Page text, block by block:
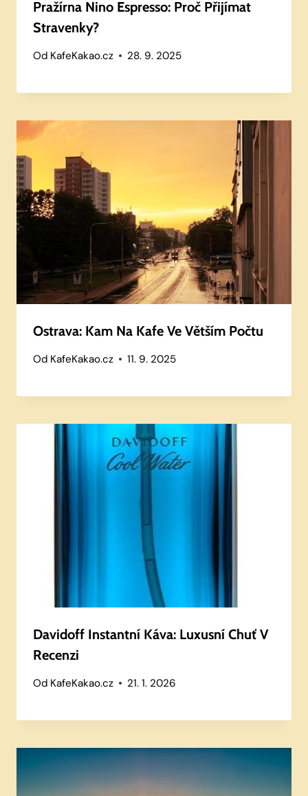
Pražírna Nino Espresso: Proč Přijímat
Stravenky?
Od KafeKakao.cz 28. 9. 2025
Ostrava: Kam Na Kafe Ve Větším Počtu
Od KafeKakao.cz 11. 9. 2025
Davidoff Instantní Káva: Luxusní Chuť V
Recenzi
Od KafeKakao.cz 21. 1. 2026